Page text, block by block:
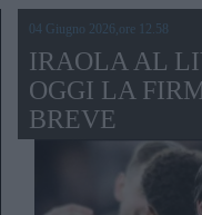
04 Giugno 2026,ore 12.58
IRAOLA AL
OGGI LA
BREVE